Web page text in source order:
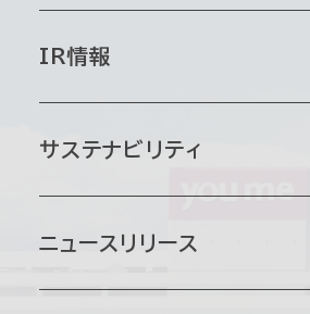
会社情報トップ
会社概要
IR情報
IR情報トップ
企業情報
サステナビリティ
サステナビリティマネジメント
ニュースリリース